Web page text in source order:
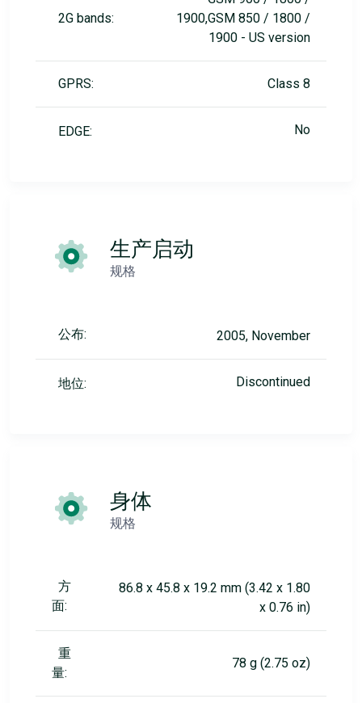
2G bands:
1900,GSM 850 / 1800 /
1900 - US version
GPRS: Class 8
EDGE: No
生产启动
规格
公布: 2005, November
地位: Discontinued
身体
规格
方
面:
86.8 x 45.8 x 19.2 mm (3.42 x 1.80
x 0.76 in)
重
量:
78 g (2.75 oz)